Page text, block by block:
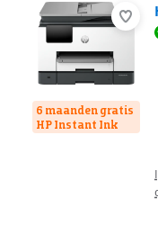
6 maanden gratis
HP Instant Ink
Beoordeling is 8,2 van de